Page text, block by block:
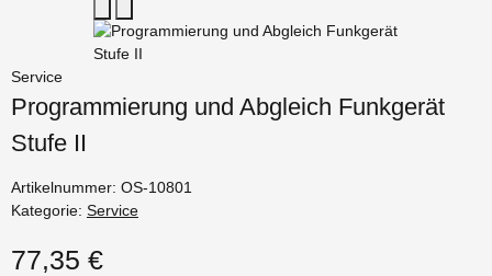
Service
Programmierung und Abgleich Funkgerät
Stufe II
Artikelnummer: OS-10801
Kategorie: Service
77,35 €